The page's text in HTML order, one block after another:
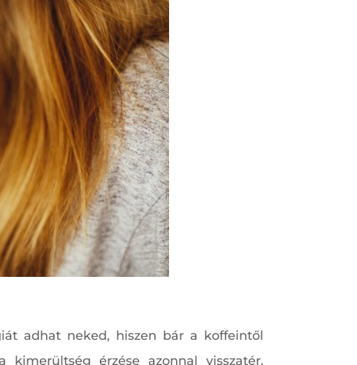
adhat neked, hiszen bár a koffeintől
érzése azonnal visszatér.